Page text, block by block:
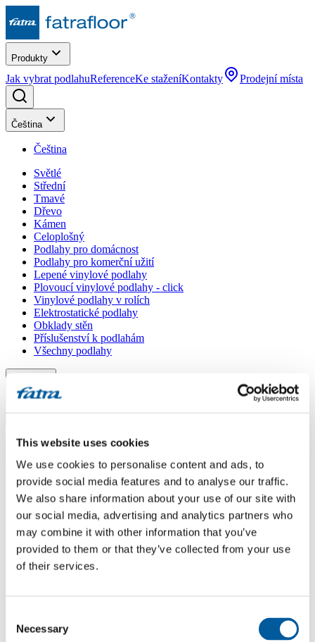
This website uses cookies
We use cookies to personalise content and ads, to
provide social media features and to analyse our traffic.
We also share information about your use of our site with
our social media, advertising and analytics partners who
may combine it with other information that you’ve
provided to them or that they’ve collected from your use
of their services.
Selection
Necessary
Produkty
Jak vybrat podlahuReferenceKe staženíKontakty Prodejní místa
Čeština
Čeština
Světlé
Střední
Tmavé
Dřevo
Kámen
Celoplošný
Podlahy pro domácnost
Podlahy pro komerční užití
Lepené vinylové podlahy
Plovoucí vinylové podlahy - click
Vinylové podlahy v rolích
Elektrostatické podlahy
Obklady stěn
Příslušenství k podlahám
Všechny podlahy
Menu
Domů
Dotazy
co znamená směr šipky
co znamená směr šipky
Dotaz
Dobrý den, mám cca 170m2 termofix dub selský 2mm lamely na
lepidlo a zajímá mě význam šipek na lamelách. Děkuji
Dobrý den, doporučujeme klást podlahovinu tak, aby šipky na rubu
dílců směřovaly jedním směrem. Takový postup zajistí stejnou